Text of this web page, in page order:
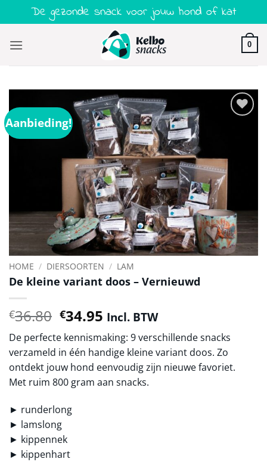
naar
De gezonde snack voor jouw hond of kat
0
Aanbieding!
HOME / DIERSOORTEN / LAM
De kleine variant doos – Vernieuwd
€36.80 Oorspronkelijke
prijs
was:
€36.80.
€34.95 Huidige
prijs
is:
€34.95.
Incl. BTW
De perfecte kennismaking: 9 verschillende snacks
verzameld in één handige kleine variant doos. Zo
ontdekt jouw hond eenvoudig zijn nieuwe favoriet.
Met ruim 800 gram aan snacks.
► runderlong
► lamslong
► kippennek
► kippenhart